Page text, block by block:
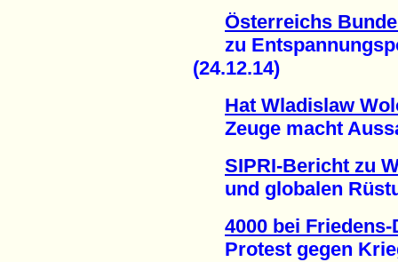
Österreichs
zu
(24.12.14)
Hat Wladislaw
Zeuge macht
SIPRI-Bericht zu
und globalen
4000 bei
Protest gegen